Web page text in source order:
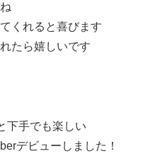
くれると喜びます
たら嬉しいです
下手でも楽しい
デビューしました！